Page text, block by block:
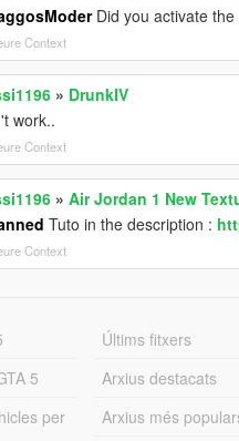
Did you activate the
Context
» DrunkIV
work..
Context
»Air Jordan 1 New
Tuto in the description :
Context
5
per
Últims fitxers
Arxius destacats
Arxius més